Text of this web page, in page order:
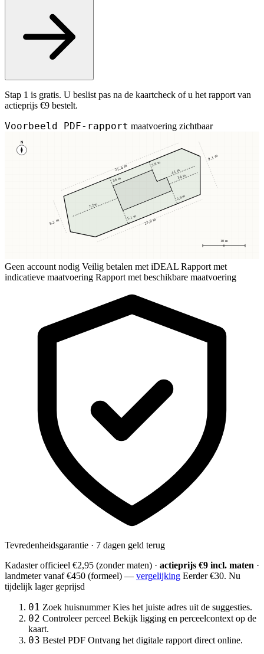
Stap 1 is gratis. U beslist pas na de kaartcheck of u het rapport van
actieprijs €9 bestelt.
Voorbeeld PDF-rapport maatvoering zichtbaar
N
10 m
3,8 m
3,8 m
5,1 m
2,9 m
7,2 m
3,4 m
4,1 m
25,4 m
23,8 m
8,2 m
9,1 m
Geen account nodig Veilig betalen met iDEAL Rapport met
indicatieve maatvoering Rapport met beschikbare maatvoering
Tevredenheidsgarantie · 7 dagen geld terug
Kadaster officieel €2,95 (zonder maten) · actieprijs €9 incl. maten ·
landmetervanaf €450 (formeel) — vergelijking Eerder €30. Nu
tijdelijk lager geprijsd
01 Zoek huisnummer Kies het juiste adres uit de suggesties.
02 Controleer perceel Bekijk ligging en perceelcontext op de
kaart.
03 Bestel PDF Ontvang het digitale rapport direct online.